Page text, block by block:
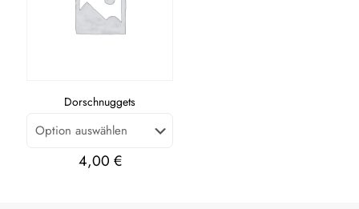
Dorschnuggets
4,00 €